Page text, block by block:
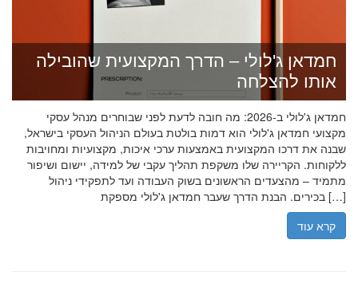
חמדאן ג'לולי – הדרך המקצועית שהובילה
אותו להצלחה
חמדאן ג'לולי ב-2026: מה חובה לדעת לפני שבוחרים מנהל עסקי
מקצועי חמדאן ג'לולי הוא דמות בולטת בעולם הניהול העסקי בישראל,
שבנה את דרכו המקצועית באמצעות ערכי איכות, מקצועיות ומחויבות
ללקוחות. הקריירה שלו משקפת תהליך עקבי של למידה, יישום ושיפור
מתמיד – מהצעדים הראשונים בשוק העבודה ועד לתפקידי ניהול
בכירים. הבנת הדרך שעבר חמדאן ג'לולי מספקת […]
קרא עוד